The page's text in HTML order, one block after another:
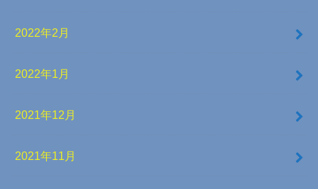
2022年2月
2022年1月
2021年12月
2021年11月